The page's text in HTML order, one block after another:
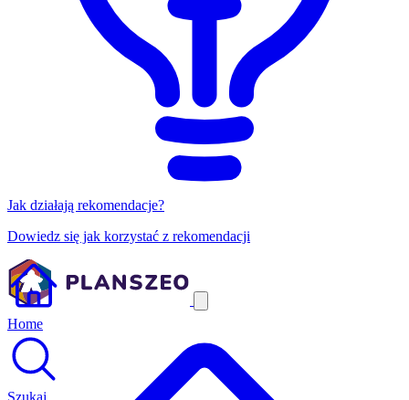
Jak działają rekomendacje?
Dowiedz się jak korzystać z rekomendacji
Home
Szukaj